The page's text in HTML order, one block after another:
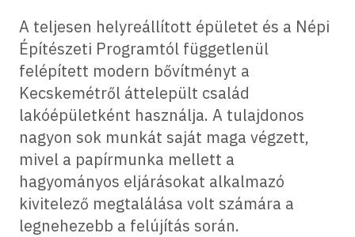
A teljesen helyreállított épületet és a Népi
Építészeti Programtól függetlenül
felépített modern bővítményt a
Kecskemétről áttelepült család
lakóépületként használja. A tulajdonos
nagyon sok munkát saját maga végzett,
mivel a papírmunka mellett a
hagyományos eljárásokat alkalmazó
kivitelező megtalálása volt számára a
legnehezebb a felújítás során.